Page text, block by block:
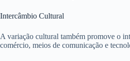
Intercâmbio Cultural
A variação cultural também promove o
comércio, meios de comunicação e